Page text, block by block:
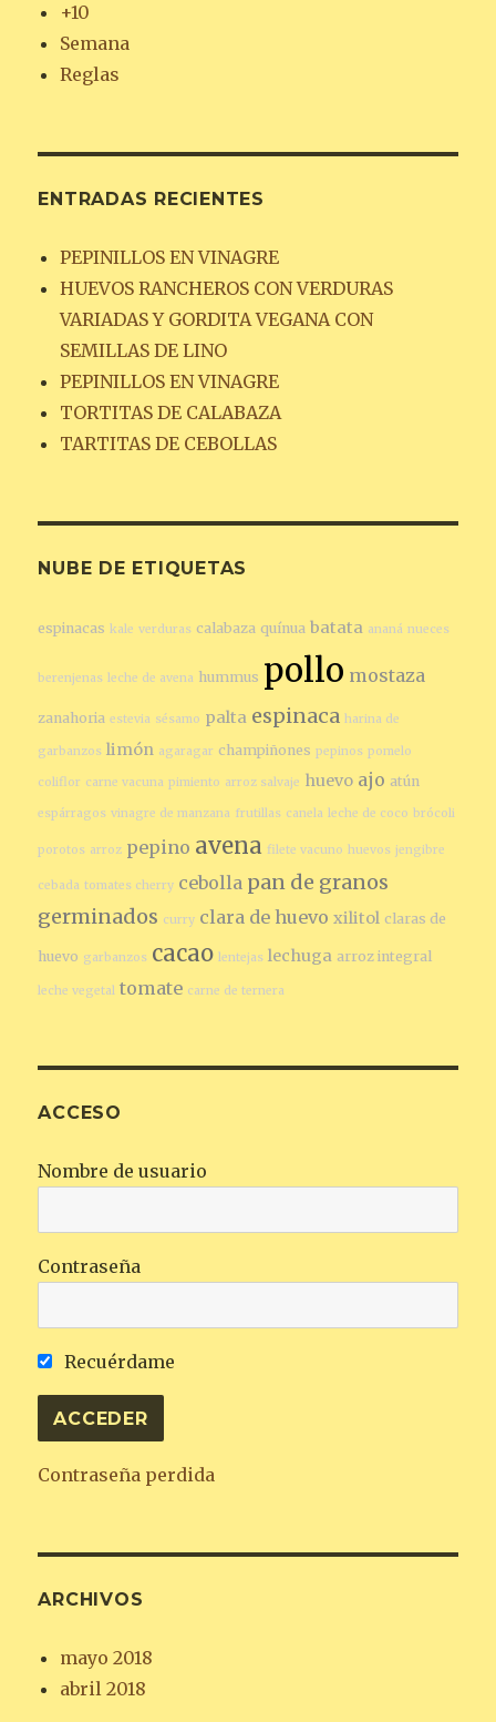
+10
Semana
Reglas
ENTRADAS RECIENTES
PEPINILLOS EN VINAGRE
HUEVOS RANCHEROS CON VERDURAS
VARIADAS Y GORDITA VEGANA CON
SEMILLAS DE LINO
PEPINILLOS EN VINAGRE
TORTITAS DE CALABAZA
TARTITAS DE CEBOLLAS
NUBE DE ETIQUETAS
espinacas kale verduras calabaza quínua batata ananá nueces
berenjenas leche de avena hummus pollo mostaza
zanahoria estevia sésamo palta espinaca harina de
garbanzos limón agaragar champiñones pepinos pomelo
coliflor carne vacuna pimiento arroz salvaje huevo ajo atún
espárragos vinagre de manzana frutillas canela leche de coco brócoli
porotos arroz pepino avena filete vacuno huevos jengibre
cebada tomates cherry cebolla pan de granos
germinados curry clara de huevo xilitol claras de
huevo garbanzos cacao lentejas lechuga arroz integral
leche vegetal tomate carne de ternera
ACCESO
Nombre de usuario
Contraseña
Recuérdame
Contraseña perdida
ARCHIVOS
mayo 2018
abril 2018